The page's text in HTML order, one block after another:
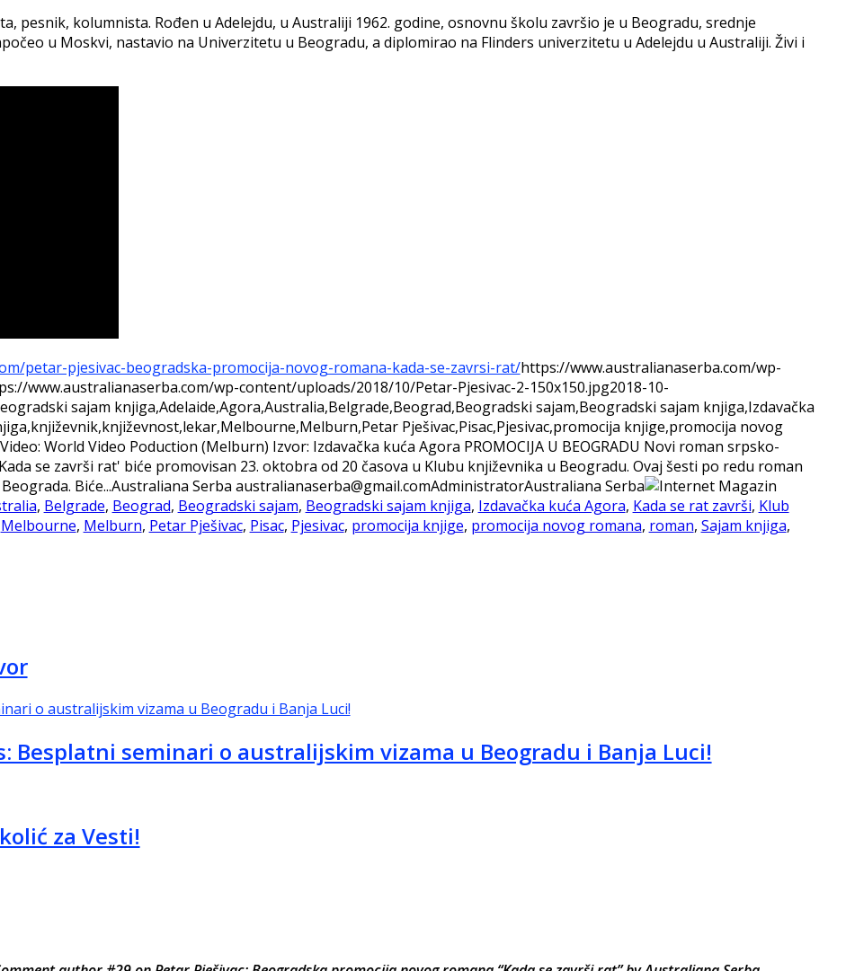
pesnik, kolumnista. Rođen u Adelejdu, u Australiji 1962. godine, osnovnu školu završio je u Beogradu, srednje
u Moskvi, nastavio na Univerzitetu u Beogradu, a diplomirao na Flinders univerzitetu u Adelejdu u Australiji. Živi i
petar-pjesivac-beogradska-promocija-novog-romana-kada-se-zavrsi-rat/https://www.australianaserba.com/wp-
www.australianaserba.com/wp-content/uploads/2018/10/Petar-Pjesivac-2-150x150.jpg2018-10-
sajam knjiga,Adelaide,Agora,Australia,Belgrade,Beograd,Beogradski sajam,Beogradski sajam knjiga,Izdavačka
Pješivac,Pisac,Pjesivac,promocija knjige,promocija novog
World Video Poduction (Melburn) Izvor: Izdavačka kuća Agora PROMOCIJA U BEOGRADU Novi roman srpsko-
se završi rat' biće promovisan 23. oktobra od 20 časova u Klubu književnika u Beogradu. Ovaj šesti po redu roman
Biće...Australiana Serba australianaserba@gmail.comAdministratorAustraliana Serba
, Belgrade, Beograd, Beogradski sajam, Beogradski sajam knjiga, Izdavačka kuća Agora, Kada se rat završi, Klub
Melbourne, Melburn, Petar Pješivac, Pisac, Pjesivac, promocija knjige, promocija novog romana, roman, Sajam knjiga,
Besplatni seminari o australijskim vizama u Beogradu i Banja Luci!
za Vesti!